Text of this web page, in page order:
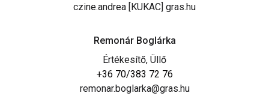
czine.andrea [KUKAC] gras.hu
Remonár Boglárka
Értékesítő, Üllő
+36 70/383 72 76
remonar.boglarka@gras.hu